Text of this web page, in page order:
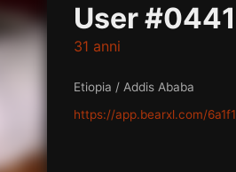
User
31 anni
Etiopia / Addis Ababa
https://app.bearxl.com/